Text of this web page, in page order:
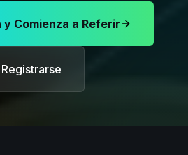
y Comienza a Referir
Registrarse